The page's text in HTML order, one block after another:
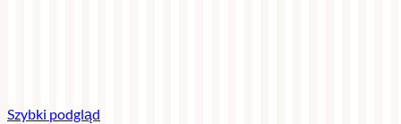
Szybki podgląd